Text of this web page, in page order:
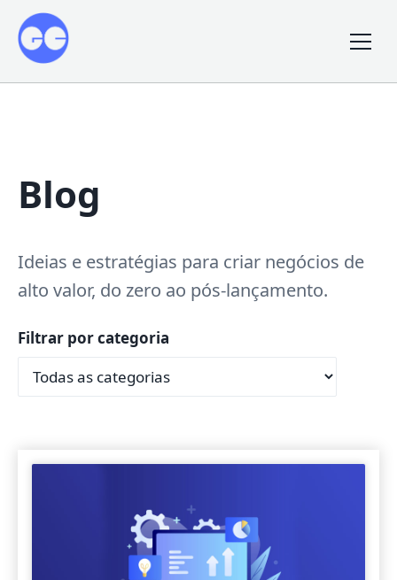
Blog
Ideias e estratégias para criar negócios de
alto valor, do zero ao pós-lançamento.
Filtrar por categoria